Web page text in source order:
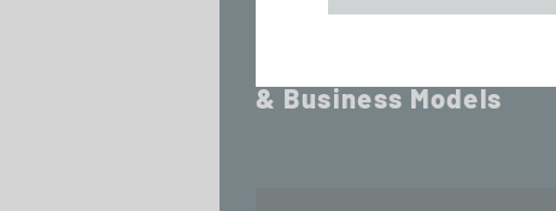
& Business Models